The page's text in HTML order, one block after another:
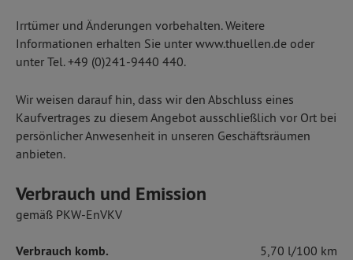
Irrtümer und Änderungen vorbehalten. Weitere
Informationen erhalten Sie unter www.thuellen.de oder
unter Tel. +49 (0)241-9440 440.
Wir weisen darauf hin, dass wir den Abschluss eines
Kaufvertrages zu diesem Angebot ausschließlich vor Ort bei
persönlicher Anwesenheit in unseren Geschäftsräumen
anbieten.
Verbrauch und Emission
gemäß PKW-EnVKV
Verbrauch komb. 5,70 l/100 km